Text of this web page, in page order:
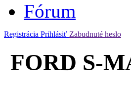
Fórum
Registrácia Prihlásiť Zabudnuté heslo
FORD S-